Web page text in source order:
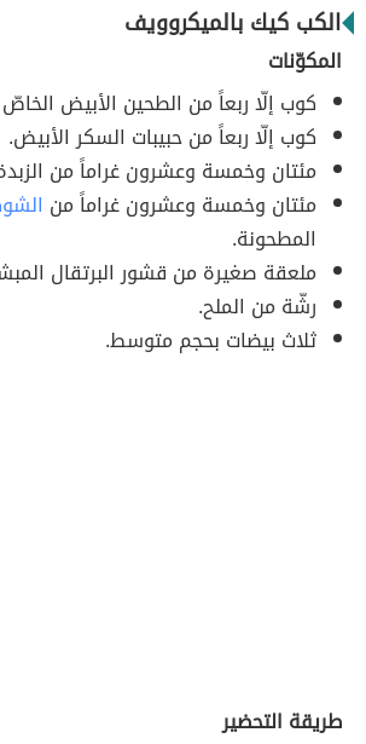
الكب كيك بالميكروويف
المكوّنات
كوب إلّا ربعاً من الطحين الأبيض الخاصّ
كوب إلّا ربعاً من حبيبات السكر الأبيض.
مئتان وخمسة وعشرون غراماً من الزبدة
مئتان وخمسة وعشرون غراماً من
المطحونة.
ملعقة صغيرة من قشور البرتقال
رشّة من الملح.
ثلاث بيضات بحجم متوسط.
طريقة التحضير